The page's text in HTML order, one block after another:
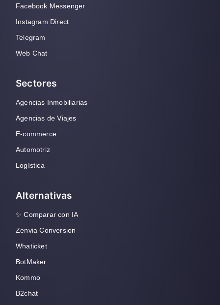
Facebook Messenger
Instagram Direct
Telegram
Web Chat
Sectores
Agencias Inmobiliarias
Agencias de Viajes
E-commerce
Automotriz
Logística
Alternativas
✨ Comparar con IA
Zenvia Conversion
Whaticket
BotMaker
Kommo
B2chat